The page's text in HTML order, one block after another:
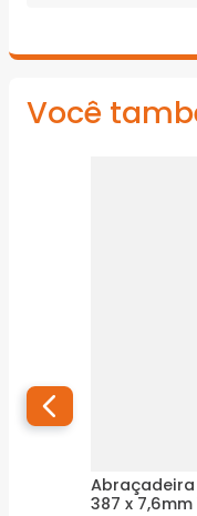
Você
Abraçadeira
387 x